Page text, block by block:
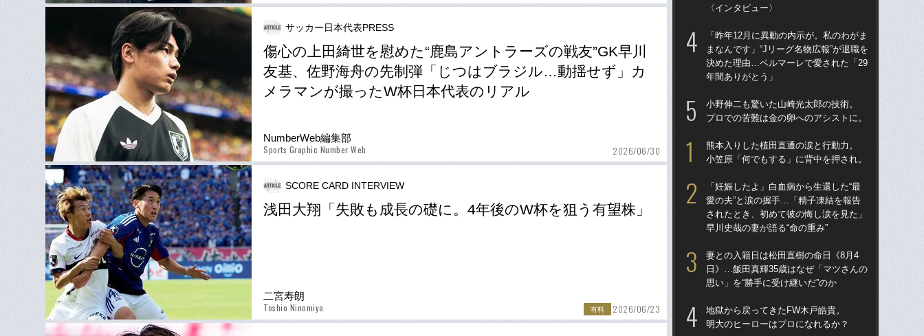
サッカー日本代表PRESS
傷心の上田綺世を慰めた“鹿島アントラーズの戦友”GK早川
友基、佐野海舟の先制弾「じつはブラジル…動揺せず」カ
メラマンが撮ったW杯日本代表のリアル
NumberWeb編集部
Sports Graphic Number Web 2026/06/30
SCORE CARD INTERVIEW
浅田大翔「失敗も成長の礎に。4年後のW杯を狙う有望株」
二宮寿朗
Toshio Ninomiya 有料 2026/06/23
〈インタビュー〉
「昨年12月に異動の内示が。私のわがま
まなんです」“Jリーグ名物広報”が退職を
決めた理由…ベルマーレで愛された「29
年間ありがとう」
小野伸二も驚いた山崎光太郎の技術。
プロでの苦難は金の卵へのアシストに。
熊本入りした植田直通の涙と行動力。
小笠原「何でもする」に背中を押され。
「妊娠したよ」白血病から生還した“最
愛の夫”と涙の握手…「精子凍結を報告
されたとき、初めて彼の悔し涙を見た」
早川史哉の妻が語る“命の重み”
妻との入籍日は松田直樹の命日《8月4
日》…飯田真輝35歳はなぜ「マツさんの
思い」を“勝手に受け継いだ”のか
地獄から戻ってきたFW木戸皓貴。
明大のヒーローはプロになれるか？